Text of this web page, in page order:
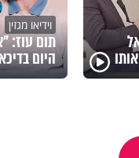
וידיאו מגזין
תום עוז:
היום